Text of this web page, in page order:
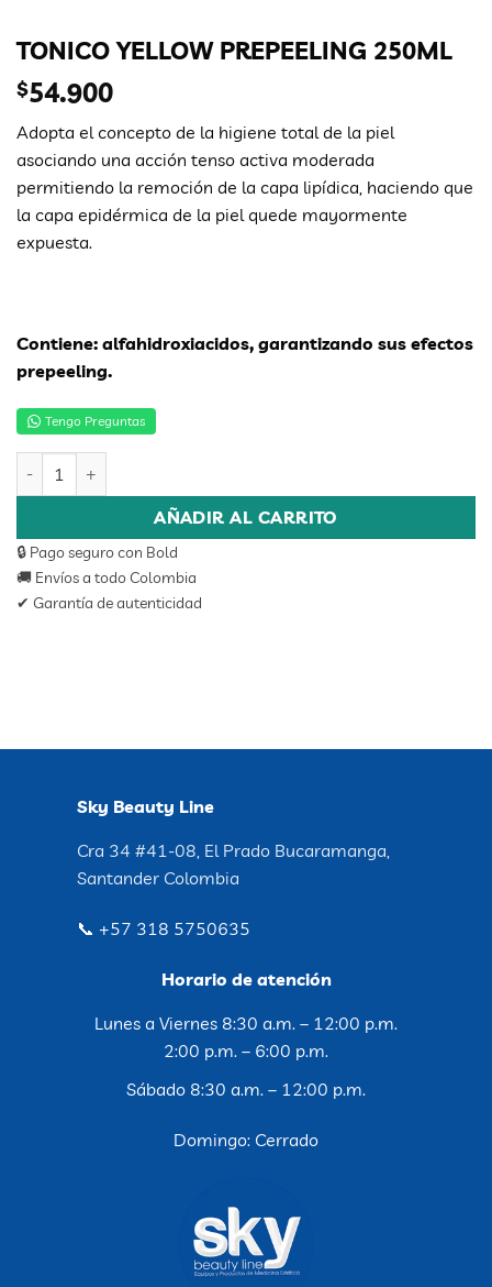
TONICO YELLOW PREPEELING 250ML
$54.900
Adopta el concepto de la higiene total de la piel
asociando una acción tenso activa moderada
permitiendo la remoción de la capa lipídica, haciendo que
la capa epidérmica de la piel quede mayormente
expuesta.
Contiene: alfahidroxiacidos, garantizando sus efectos
prepeeling.
Tengo Preguntas
AÑADIR AL CARRITO
🔒 Pago seguro con Bold
🚚 Envíos a todo Colombia
✔ Garantía de autenticidad
Sky Beauty Line
Cra 34 #41-08, El Prado Bucaramanga,
Santander Colombia
📞 +57 318 5750635
Horario de atención
Lunes a Viernes 8:30 a.m. – 12:00 p.m.
2:00 p.m. – 6:00 p.m.
Sábado 8:30 a.m. – 12:00 p.m.
Domingo: Cerrado